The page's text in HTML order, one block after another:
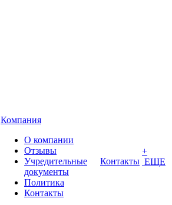
Компания
О компании
Отзывы
Учредительные
документы
Политика
Контакты
Контакты
+
ЕЩЕ